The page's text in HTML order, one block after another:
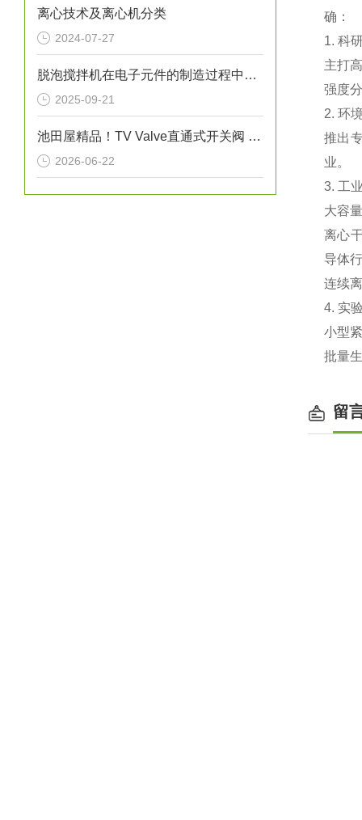
离心技术及离心机分类
2024-07-27
脱泡搅拌机在电子元件的制造过程中的作用
2025-09-21
池田屋精品！TV Valve直通式开关阀 参数介绍
2026-06-22
确：
1. 科
主打‌
强度
2. 环
推出‌
业。
3. 工
大容
离心
导体
连续
4. 实
小型
批量
留